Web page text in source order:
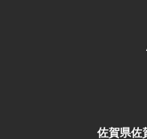
佐賀県佐